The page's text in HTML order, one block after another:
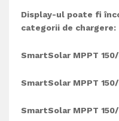
Display-ul poate fi
categorii de chargere:
SmartSolar MPPT
SmartSolar MPPT
SmartSolar MPPT